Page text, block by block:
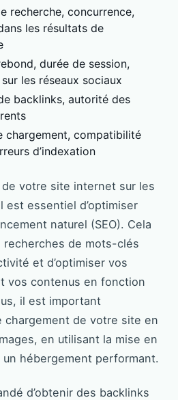
recherche, concurrence,
les résultats de
durée de session,
les réseaux sociaux
backlinks, autorité des
chargement, compatibilité
d’indexation
votre site internet sur les
est essentiel d’optimiser
naturel (SEO). Cela
recherches de mots-clés
et d’optimiser vos
vos contenus en fonction
il est important
chargement de votre site en
en utilisant la mise en
hébergement performant.
d’obtenir des backlinks